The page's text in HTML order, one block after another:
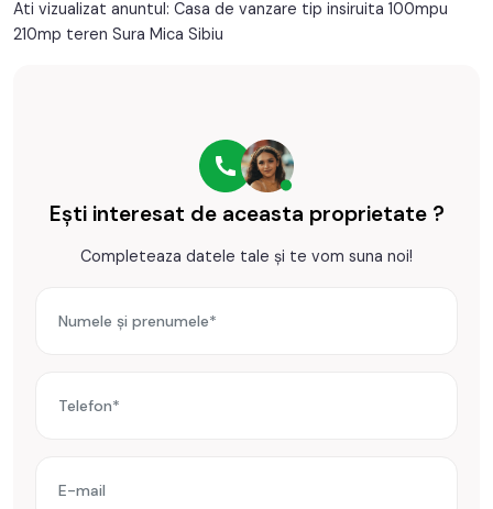
Gradina
Ati vizualizat anuntul: Casa de vanzare tip insiruita 100mpu
210mp teren Sura Mica Sibiu
Ești interesat de aceasta proprietate ?
Completeaza datele tale și te vom suna noi!